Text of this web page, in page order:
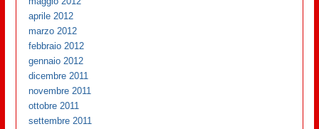
aprile 2012
marzo 2012
febbraio 2012
gennaio 2012
dicembre 2011
novembre 2011
ottobre 2011
settembre 2011